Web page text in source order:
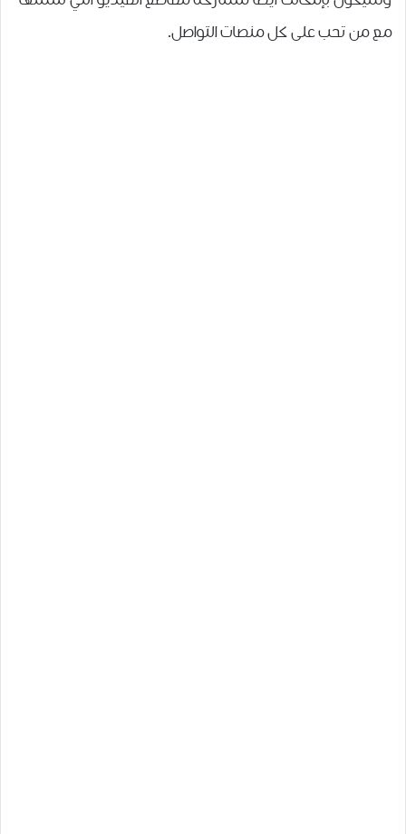
مع من تحب على كل منصات التواصل.